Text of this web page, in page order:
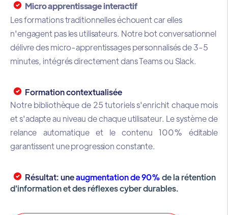
Micro apprentissage interactif
Les formations traditionnelles échouent car elles
n'engagent pas les utilisateurs. Notre bot conversationnel
délivre des micro-apprentissages personnalisés de 3-5
minutes, intégrés directement dans Teams ou Slack.
Formation contextualisée
Notre bibliothèque de 25 tutoriels s'enrichit chaque mois
et s'adapte au niveau de chaque utilisateur. Le système de
relance automatique et le contenu 100% éditable
garantissent une progression constante.
Résultat: uneaugmentation de 90%de la rétention
d'information et des réflexes cyber durables.